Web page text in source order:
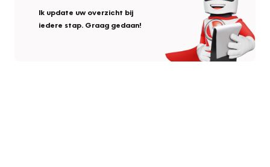
Ik update uw overzicht bij
iedere stap. Graag gedaan!